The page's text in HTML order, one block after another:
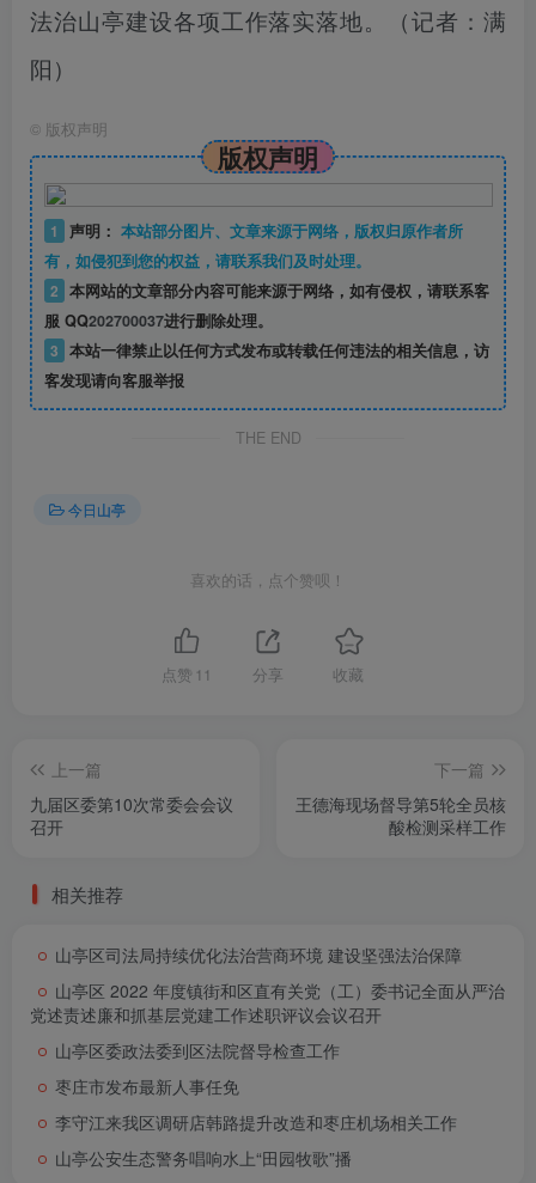
法治山亭建设各项工作落实落地。
（记者：满
阳）
© 版权声明
版权声明
1 声明： 本站部分图片、文章来源于网络，版权归原作者所
有，如侵犯到您的权益，请联系我们及时处理。
2 本网站的文章部分内容可能来源于网络，如有侵权，请联系客
服 QQ202700037进行删除处理。
3 本站一律禁止以任何方式发布或转载任何违法的相关信息，访
客发现请向客服举报
THE END
今日山亭
喜欢的话，点个赞呗！
点赞 11 分享 收藏
上一篇
九届区委第10次常委会会议
召开
下一篇
王德海现场督导第5轮全员核
酸检测采样工作
相关推荐
山亭区司法局持续优化法治营商环境 建设坚强法治保障
山亭区 2022 年度镇街和区直有关党（工）委书记全面从严治
党述责述廉和抓基层党建工作述职评议会议召开
山亭区委政法委到区法院督导检查工作
枣庄市发布最新人事任免
李守江来我区调研店韩路提升改造和枣庄机场相关工作
山亭公安生态警务唱响水上“田园牧歌”播